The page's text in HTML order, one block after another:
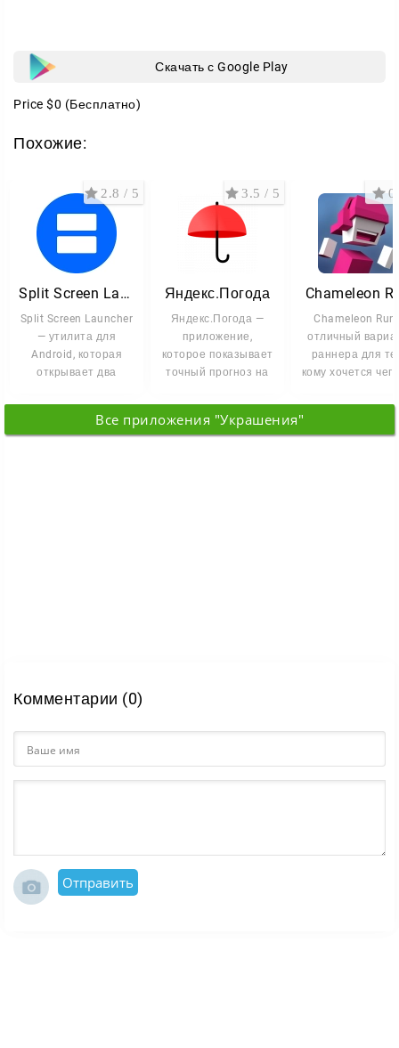
Скачать с Google Play
Price $0 (Бесплатно)
Похожие:
Split Screen Launcher
Split Screen Launcher
— утилита для
Android, которая
открывает два
одновременно в
режиме
2.8 / 5
Яндекс.Погода
Яндекс.Погода —
приложение,
которое показывает
точный прогноз на
вперёд. В его
3.5 / 5
Chameleon
Chameleon Run
отличный
раннера для
кому хочется
интересного.
0
Все приложения "Украшения"
Комментарии (0)
Отправить